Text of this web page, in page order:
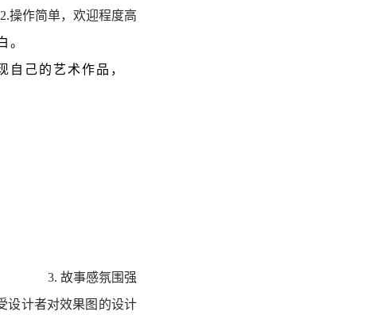
2.操作简单，欢迎程度高
。
自己的艺术作品，
3. 故事感氛围强
设计者对效果图的设计